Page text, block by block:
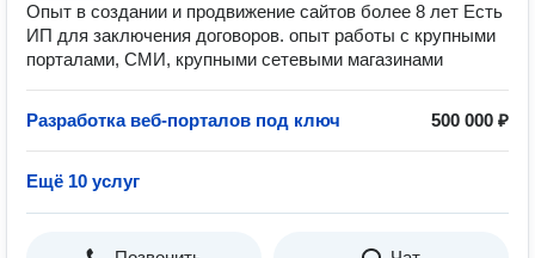
Опыт в создании и продвижение сайтов более 8 лет Есть
ИП для заключения договоров. опыт работы с крупными
порталами, СМИ, крупными сетевыми магазинами
Разработка веб-порталов под ключ 500 000 ₽
Ещё 10 услуг